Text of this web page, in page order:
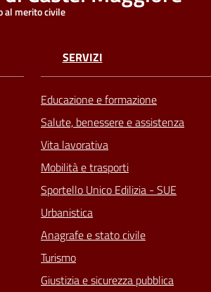
al merito civile
SERVIZI
Educazione e formazione
Salute, benessere e assistenza
Vita lavorativa
Mobilità e trasporti
Sportello Unico Edilizia - SUE
Urbanistica
Anagrafe e stato civile
Turismo
Giustizia e sicurezza pubblica